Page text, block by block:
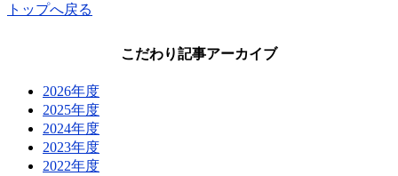
トップへ戻る
こだわり記事アーカイブ
2026年度
2025年度
2024年度
2023年度
2022年度